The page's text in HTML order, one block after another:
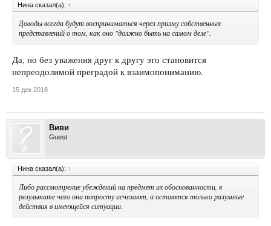
Нина сказал(а): ↑
Доводы всегда будут восприниматься через призму собственных
представлений о том, как оно "должно быть на самом деле".
Да, но без уважения друг к другу это становится
непреодолимой преградой к взаимопониманию.
15 дек 2018
Виви
Guest
Нина сказал(а): ↑
Либо рассмотрение убеждений на предмет их обоснованности, в
результате чего они попросту исчезают, а остаются только разумные
действия в имеющейся ситуации.